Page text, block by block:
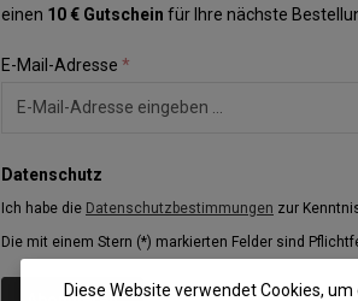
einen 10 € Gutschein für Ihre nächste
E-Mail-Adresse *
Datenschutz
Ich habe die Datenschutzbestimmungen zur
Die mit einem Stern (*) markierten Felder sind
Diese Website verwendet Cookies,